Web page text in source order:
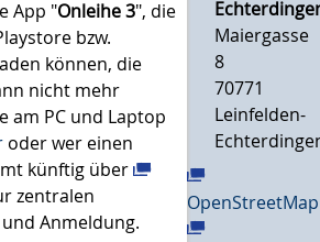
App "Onleihe 3", die
bzw.
können, die
nicht mehr
am PC und Laptop
oder wer einen
künftig über
zentralen
Anmeldung.
Maiergasse
8
70771
Leinfelden-
OpenStreetMap